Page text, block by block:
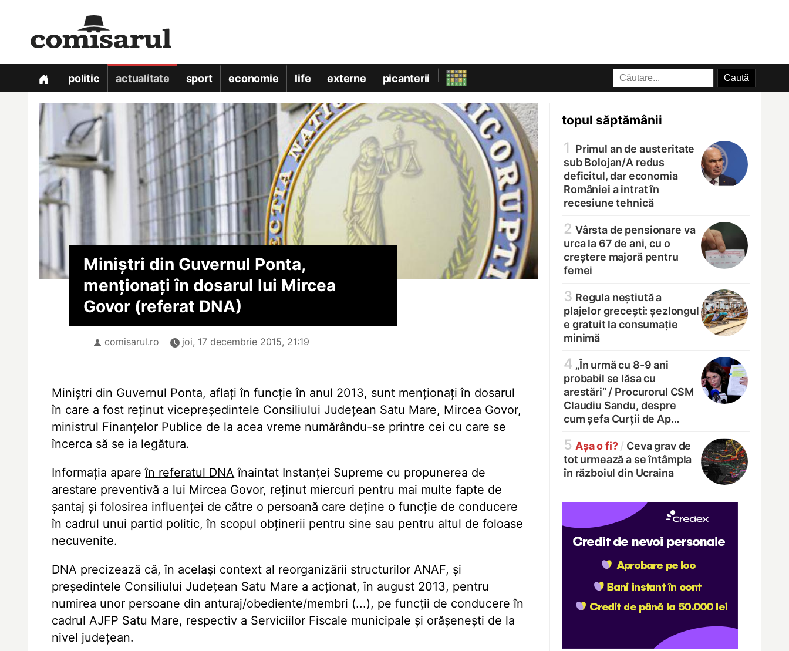
politic actualitate sport economie life externe picanterii
topul săptămânii
1
Primul an de austeritate
sub Bolojan/A redus
deficitul, dar economia
României a intrat în
recesiune tehnică
2 Vârsta de pensionare va
urca la 67 de ani, cu o
creștere majoră pentru
femei
3 Regula neștiută a
plajelor grecești: șezlongul
e gratuit la consumație
minimă
4 „În urmă cu 8-9 ani
probabil se lăsa cu
arestări” / Procurorul CSM
Claudiu Sandu, despre
cum șefa Curții de Ap…
5 Așa o fi? / Ceva grav de
tot urmează a se întâmpla
în războiul din Ucraina
Miniștri din Guvernul Ponta,
menționați în dosarul lui Mircea
Govor (referat DNA)
comisarul.ro joi, 17 decembrie 2015, 21:19
Miniștri din Guvernul Ponta, aflați în funcție în anul 2013, sunt menționați în dosarul
în care a fost reținut vicepreședintele Consiliului Județean Satu Mare, Mircea Govor,
ministrul Finanțelor Publice de la acea vreme numărându-se printre cei cu care se
încerca să se ia legătura.
Informația apareîn referatul DNA înaintat Instanței Supreme cu propunerea de
arestare preventivă a lui Mircea Govor, reținut miercuri pentru mai multe fapte de
șantaj și folosirea influenței de către o persoană care deține o funcție de conducere
în cadrul unui partid politic, în scopul obținerii pentru sine sau pentru altul de foloase
necuvenite.
DNA precizează că, în același context al reorganizării structurilor ANAF, și
președintele Consiliului Județean Satu Mare a acționat, în august 2013, pentru
numirea unor persoane din anturaj/obediente/membri (...), pe funcții de conducere în
cadrul AJFP Satu Mare, respectiv a Serviciilor Fiscale municipale și orășenești de la
nivel județean.